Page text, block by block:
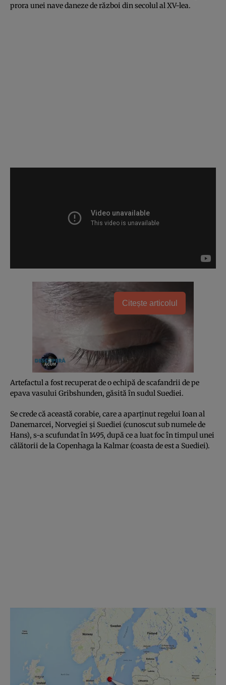
prora unei nave daneze de război din secolul al XV-lea.
Citește articolul
Artefactul a fost recuperat de o echipă de scafandrii de pe
epava vasului Gribshunden, găsită în sudul Suediei.
Se crede că această corabie, care a aparţinut regelui Ioan al
Danemarcei, Norvegiei şi Suediei (cunoscut sub numele de
Hans), s-a scufundat în 1495, după ce a luat foc în timpul unei
călătorii de la Copenhaga la Kalmar (coasta de est a Suediei).